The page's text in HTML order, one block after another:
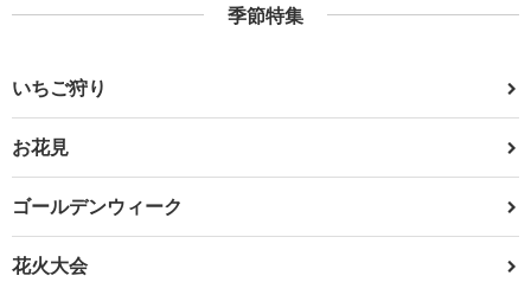
季節特集
いちご狩り
お花見
ゴールデンウィーク
花火大会